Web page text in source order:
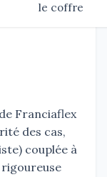
le coffre
Franciaflex
des cas,
couplée à